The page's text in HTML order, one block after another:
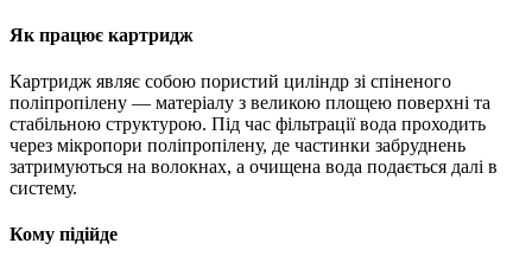
Як працює картридж
Картридж являє собою пористий циліндр зі спіненого
поліпропілену — матеріалу з великою площею поверхні та
стабільною структурою. Під час фільтрації вода проходить
через мікропори поліпропілену, де частинки забруднень
затримуються на волокнах, а очищена вода подається далі в
систему.
Кому підійде